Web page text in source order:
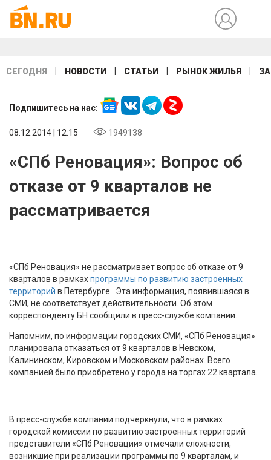
СЕГОДНЯ НОВОСТИ СТАТЬИ РЫНОК ЖИЛЬЯ
Подпишитесь на нас:
08.12.2014 | 12:15 1949138
«СПб Реновация»: Вопрос об
отказе от 9 кварталов не
рассматривается
«СПб Реновация» не рассматривает вопрос об отказе от 9
кварталов в рамкахпрограммы по развитию застроенных
территорий в Петербурге. Эта информация, появившаяся в
СМИ, не соответствует действительности. Об этом
корреспонденту БН сообщили в пресс-службе компании.
Напомним, по информации городских СМИ, «СПб Реновация»
планировала отказаться от 9 кварталов в Невском,
Калининском, Кировском и Московском районах. Всего
компанией было приобретено у города на торгах 22 квартала.
В пресс-службе компании подчеркнули, что в рамках
городской комиссии по развитию застроенных территорий
представители «СПб Реновации» отмечали сложности,
возникшие при реализации программы по 9 кварталам, и